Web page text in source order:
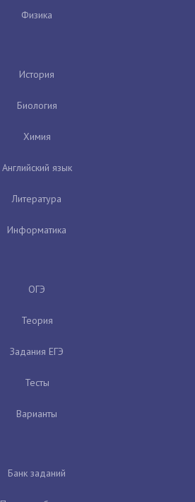
Физика
История
Биология
Химия
Английский язык
Литература
Информатика
ОГЭ
Теория
Задания ЕГЭ
Тесты
Варианты
Банк заданий